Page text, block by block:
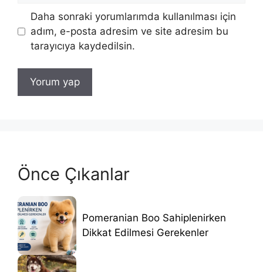
Daha sonraki yorumlarımda kullanılması için
adım, e-posta adresim ve site adresim bu
tarayıcıya kaydedilsin.
Önce Çıkanlar
Pomeranian Boo Sahiplenirken
Dikkat Edilmesi Gerekenler